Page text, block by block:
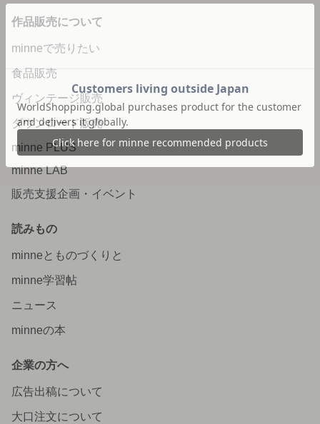
作品販売について
minneで売りたい
食品販売
ヴィンテージ販売
ダウンロード販売
minne PLUS
minne LAB
販売支援企画・イベント
読みもの
minneとものづくりと
minne学習帖
ニュース
minneの本
企業の方へ
広告出稿について
大口注文について